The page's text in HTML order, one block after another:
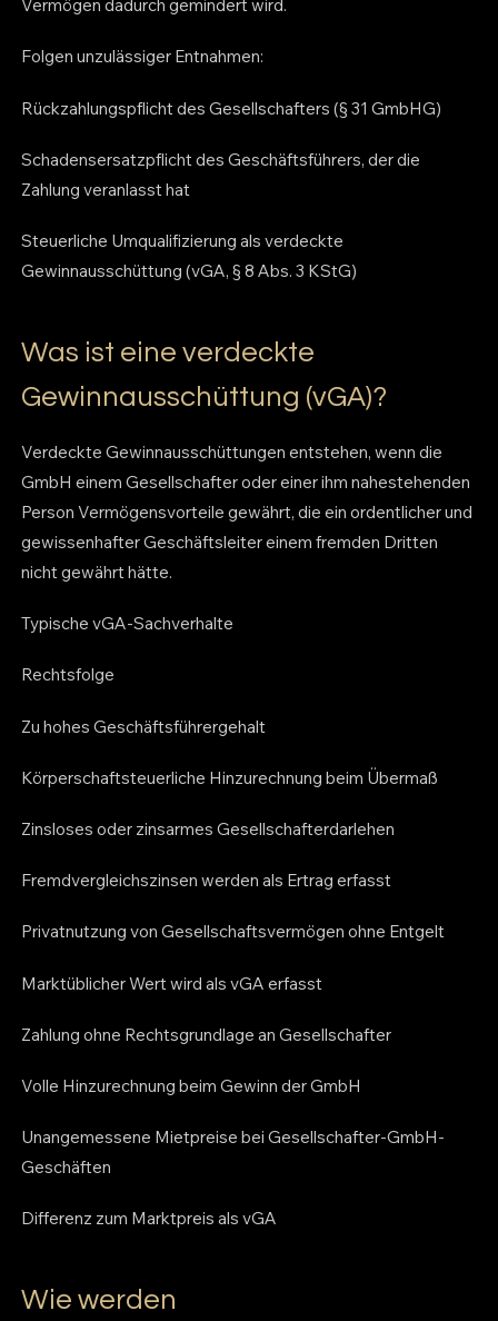
Vermögen dadurch gemindert wird.
Folgen unzulässiger Entnahmen:
Rückzahlungspflicht des Gesellschafters (§ 31 GmbHG)
Schadensersatzpflicht des Geschäftsführers, der die
Zahlung veranlasst hat
Steuerliche Umqualifizierung als verdeckte
Gewinnausschüttung (vGA, § 8 Abs. 3 KStG)
Was ist eine verdeckte
Gewinnausschüttung (vGA)?
Verdeckte Gewinnausschüttungen entstehen, wenn die
GmbH einem Gesellschafter oder einer ihm nahestehenden
Person Vermögensvorteile gewährt, die ein ordentlicher und
gewissenhafter Geschäftsleiter einem fremden Dritten
nicht gewährt hätte.
Typische vGA-Sachverhalte
Rechtsfolge
Zu hohes Geschäftsführergehalt
Körperschaftsteuerliche Hinzurechnung beim Übermaß
Zinsloses oder zinsarmes Gesellschafterdarlehen
Fremdvergleichszinsen werden als Ertrag erfasst
Privatnutzung von Gesellschaftsvermögen ohne Entgelt
Marktüblicher Wert wird als vGA erfasst
Zahlung ohne Rechtsgrundlage an Gesellschafter
Volle Hinzurechnung beim Gewinn der GmbH
Unangemessene Mietpreise bei Gesellschafter-GmbH-
Geschäften
Differenz zum Marktpreis als vGA
Wie werden